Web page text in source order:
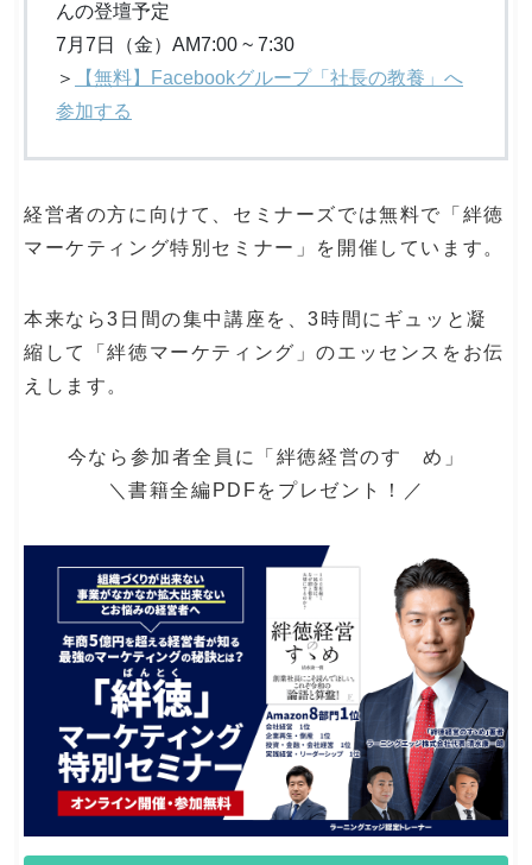
んの登壇予定
7月7日（金）AM7:00 ~ 7:30
＞
【無料】Facebookグループ「社長の教養」へ
参加する
経営者の方に向けて、セミナーズでは無料で「絆徳
マーケティング特別セミナー」を開催しています。
本来なら3日間の集中講座を、3時間にギュッと凝
縮して「絆徳マーケティング」のエッセンスをお伝
えします。
今なら参加者全員に「絆徳経営のすゝめ」
＼書籍全編PDFをプレゼント！／